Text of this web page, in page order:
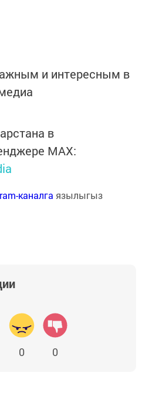
и интересным в
в
MАХ:
каналга язылыгыз
0 0